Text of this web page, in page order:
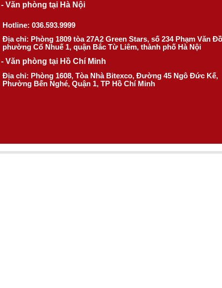
- Văn phòng tại Hà Nội
Hotline: 036.593.9999
Địa chỉ: Phòng 1809 tòa 27A2 Green Stars, số 234 Phạm Văn
phường Cổ Nhuế 1, quận Bắc Từ Liêm, thành phố Hà Nội
- Văn phòng tại Hồ Chí Minh
Địa chỉ: Phòng 1608, Tòa Nhà Bitexco, Đường 45 Ngô Đức Kế,
Phường Bến Nghé, Quận 1, TP Hồ Chí Minh